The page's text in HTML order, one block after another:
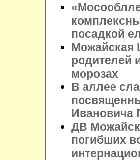
посадкой
Можайская
родителей
морозах
В аллее
Ивановича
ДВ
погибших